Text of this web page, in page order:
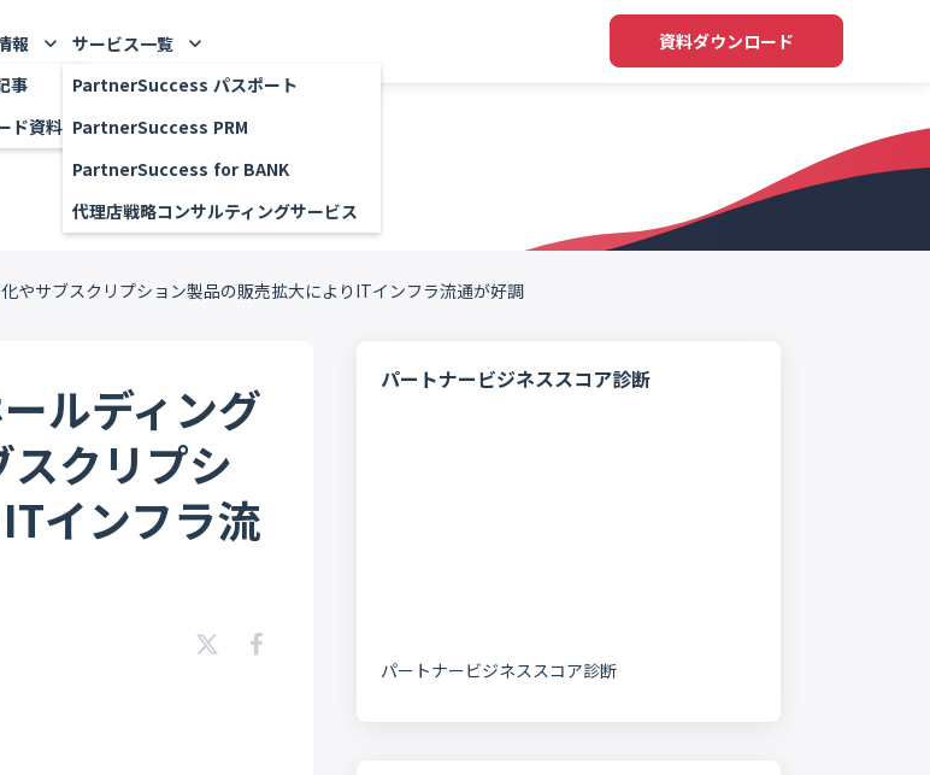
やサブスクリプション製品の販売拡大によりITインフラ流通が好調
ルディング
クリプシ
インフラ流
パートナービジネススコア診断
パートナービジネススコア診断
事
ド資料
報
keyboard_arrow_down
PartnerSuccess パスポート
PartnerSuccess PRM
PartnerSuccess for BANK
代理店戦略コンサルティングサービス
サービス一覧 keyboard_arrow_down 資料ダウンロード